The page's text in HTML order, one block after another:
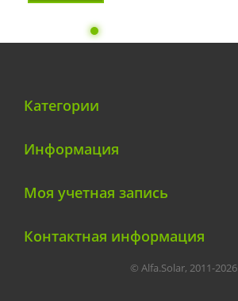
Категории
Информация
Моя учетная запись
Контактная информация
© Alfa.Solar, 2011-2026